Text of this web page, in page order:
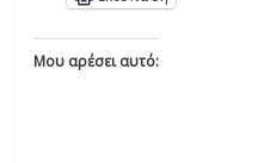
Μου αρέσει αυτό: